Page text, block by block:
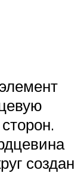
создан